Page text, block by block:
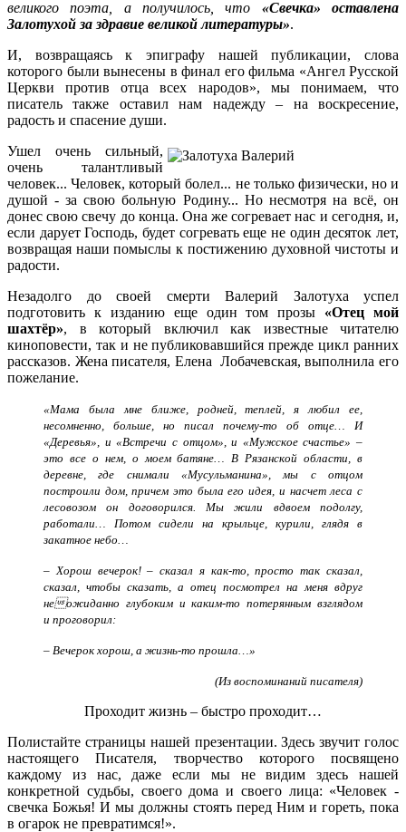
великого поэта, а получилось, что «Свечка» оставлена
Залотухой за здравие великой литературы».
И, возвращаясь к эпиграфу нашей публикации, слова
которого были вынесены в финал его фильма «Ангел Русской
Церкви против отца всех народов», мы понимаем, что
писатель также оставил нам надежду – на воскресение,
радость и спасение души.
Ушел очень сильный,
очень талантливый
человек... Человек, который болел... не только физически, но и
душой - за свою больную Родину... Но несмотря на всё, он
донес свою свечу до конца. Она же согревает нас и сегодня, и,
если дарует Господь, будет согревать еще не один десяток лет,
возвращая наши помыслы к постижению духовной чистоты и
радости.
Незадолго до своей смерти Валерий Залотуха успел
подготовить к изданию еще один том прозы «Отец мой
шахтёр», в который включил как известные читателю
киноповести, так и не публиковавшийся прежде цикл ранних
рассказов. Жена писателя, Елена Лобачевская, выполнила его
пожелание.
«Мама была мне ближе, родней, теплей, я любил ее,
несомненно, больше, но писал почему-то об отце… И
«Деревья», и «Встречи с отцом», и «Мужское счастье» –
это все о нем, о моем батяне… В Рязанской области, в
деревне, где снимали «Мусульманина», мы с отцом
построили дом, причем это была его идея, и насчет леса с
лесовозом он договорился. Мы жили вдвоем подолгу,
работали… Потом сидели на крыльце, курили, глядя в
закатное небо…
– Хорош вечерок! – сказал я как-то, просто так сказал,
сказал, чтобы сказать, а отец посмотрел на меня вдруг
неожиданно глубоким и каким-то потерянным взглядом
и проговорил:
– Вечерок хорош, а жизнь-то прошла…»
(Из воспоминаний писателя)
Проходит жизнь – быстро проходит…
Полистайте страницы нашей презентации. Здесь звучит голос
настоящего Писателя, творчество которого посвящено
каждому из нас, даже если мы не видим здесь нашей
конкретной судьбы, своего дома и своего лица: «Человек -
свечка Божья! И мы должны стоять перед Ним и гореть, пока
в огарок не превратимся!».